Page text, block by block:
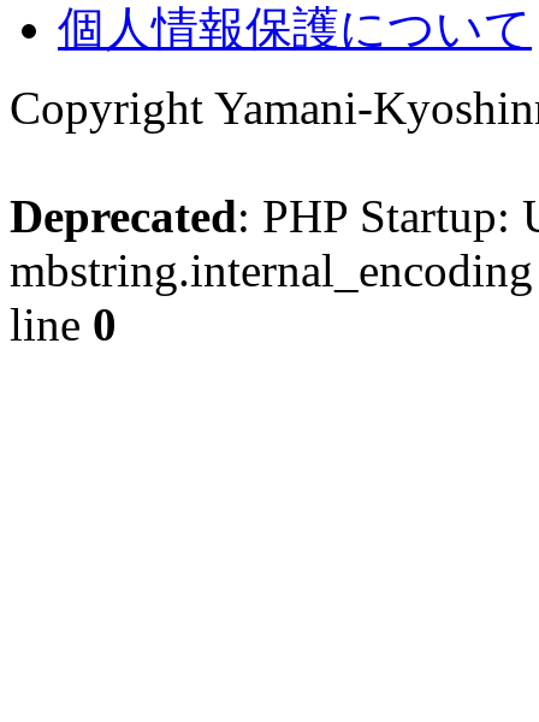
個人情報保護について
Copyright Yamani-
Deprecated: PHP Startup:
line 0